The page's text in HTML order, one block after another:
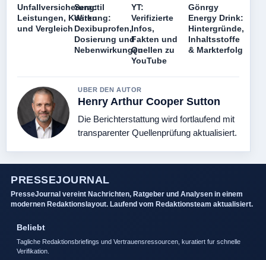
Unfallversicherung:
Leistungen, Kosten
und Vergleich
Seractil
Wirkung:
Dexibuprofen,
Dosierung und
Nebenwirkungen
YT:
Verifizierte
Infos,
Fakten und
Quellen zu
YouTube
Gönrgy
Energy Drink:
Hintergründe,
Inhaltsstoffe
& Markterfolg
UBER DEN AUTOR
Henry Arthur Cooper Sutton
Die Berichterstattung wird fortlaufend mit
transparenter Quellenprüfung aktualisiert.
PRESSEJOURNAL
PresseJournal vereint Nachrichten, Ratgeber und Analysen in einem
modernen Redaktionslayout. Laufend vom Redaktionsteam aktualisiert.
Beliebt
Tagliche Redaktionsbriefings und Vertrauensressourcen, kuratiert fur schnelle
Verifikation.